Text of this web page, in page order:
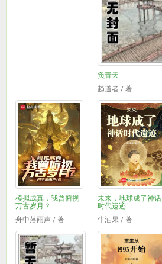
负青天
趋道者 / 著
模拟成真，我曾俯视
万古岁月？
舟中落雨声 / 著
未来，地球成了神话
时代遗迹
牛油果 / 著